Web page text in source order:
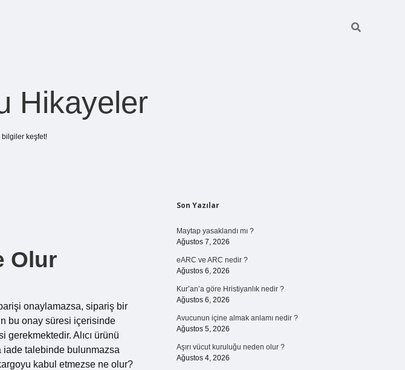
Hikayeler
keşfet!
Olur
onaylamazsa, sipariş bir
bu onay süresi içerisinde
gerekmektedir. Alıcı ürünü
iade talebinde bulunmazsa
kabul etmezse ne olur?
Sidebar
Son Yazılar
Maytap yasaklandı mı ?
Ağustos 7, 2026
eARC ve ARC nedir ?
Ağustos 6, 2026
Kur’an’a göre Hristiyanlık nedir ?
Ağustos 6, 2026
Avucunun içine almak anlamı nedir ?
Ağustos 5, 2026
Aşırı vücut kuruluğu neden olur ?
Ağustos 4, 2026